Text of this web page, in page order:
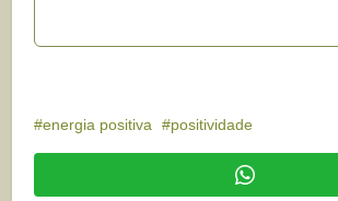
energia positiva positividade